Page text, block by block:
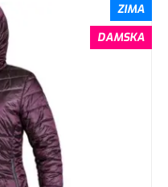
ZIMA
DAMSKA